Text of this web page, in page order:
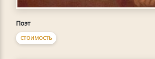
Поэт
СТОИМОСТЬ